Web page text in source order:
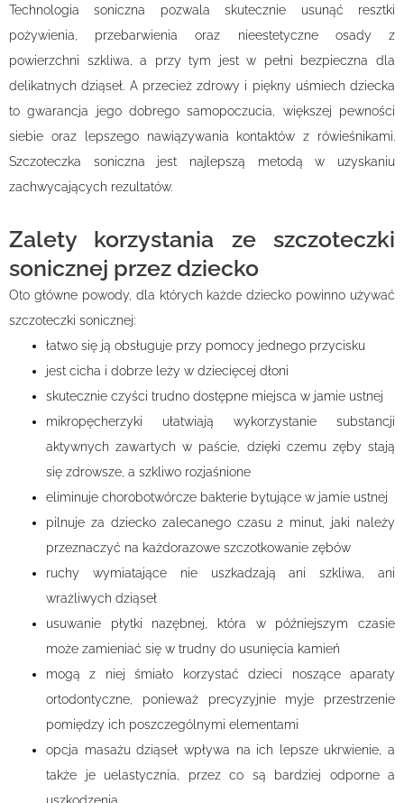
Technologia soniczna pozwala skutecznie usunąć resztki
pożywienia, przebarwienia oraz nieestetyczne osady z
powierzchni szkliwa, a przy tym jest w pełni bezpieczna dla
delikatnych dziąseł. A przecież zdrowy i piękny uśmiech dziecka
to gwarancja jego dobrego samopoczucia, większej pewności
siebie oraz lepszego nawiązywania kontaktów z rówieśnikami.
Szczoteczka soniczna jest najlepszą metodą w uzyskaniu
zachwycających rezultatów.
Zalety korzystania ze szczoteczki
sonicznej przez dziecko
Oto główne powody, dla których każde dziecko powinno używać
szczoteczki sonicznej:
łatwo się ją obsługuje przy pomocy jednego przycisku
jest cicha i dobrze leży w dziecięcej dłoni
skutecznie czyści trudno dostępne miejsca w jamie ustnej
mikropęcherzyki ułatwiają wykorzystanie substancji
aktywnych zawartych w paście, dzięki czemu zęby stają
się zdrowsze, a szkliwo rozjaśnione
eliminuje chorobotwórcze bakterie bytujące w jamie ustnej
pilnuje za dziecko zalecanego czasu 2 minut, jaki należy
przeznaczyć na każdorazowe szczotkowanie zębów
ruchy wymiatające nie uszkadzają ani szkliwa, ani
wrażliwych dziąseł
usuwanie płytki nazębnej, która w późniejszym czasie
może zamieniać się w trudny do usunięcia kamień
mogą z niej śmiało korzystać dzieci noszące aparaty
ortodontyczne, ponieważ precyzyjnie myje przestrzenie
pomiędzy ich poszczególnymi elementami
opcja masażu dziąseł wpływa na ich lepsze ukrwienie, a
także je uelastycznia, przez co są bardziej odporne a
uszkodzenia